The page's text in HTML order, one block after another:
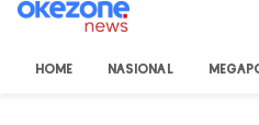
HOME NASIONAL